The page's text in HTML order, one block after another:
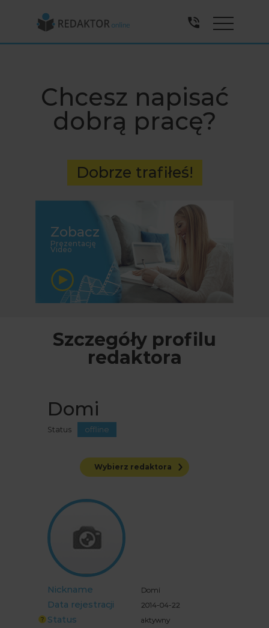
Menu
Chcesz napisać
dobrą pracę?
Dobrze trafiłeś!
Zobacz
Prezentację
Video
Szczegóły profilu
redaktora
Domi
Status offline
Wybierz redaktora
" alt="">
Nickname Domi
Data rejestracji 2014-04-22
Status aktywny